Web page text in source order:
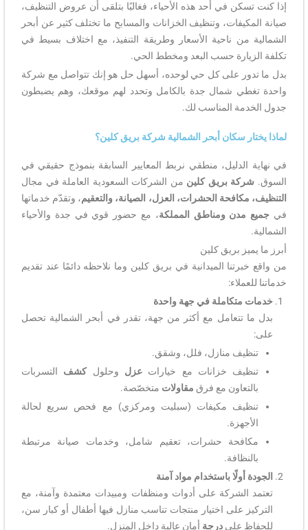
إذا كنت تسكن في أحد هذه الأحياء، فغالبًا بتلقى أن عروض التنظيف،
صيانة المكيفات، وتنظيف الخزانات والمسابح ما تختلف كثير عن أبحر
الشمالية من ناحية الأسعار وطريقة التنفيذ، مع اختلاف بسيط في
تكلفة الزيارة حسب البعد ومخطط الحي.
بدل ما تدور على كل حي لوحده، أسهل حل هو إنك تتواصل مع شركة
واحدة تغطي شمال جدة بالكامل وتحدد لهم موقعك، وهم يضبطون
جدول الخدمة المناسب لك.
لماذا يختار سكان أبحر الشمالية شركة بريق كلين؟
في نهاية الدليل، منطقي نربط المعايير السابقة بنموذج حقيقي في
السوق. شركة بريق كلين من الشركات السعودية العاملة في مجال
التنظيف، مكافحة الحشرات، العزل، الصيانة، والتعقيم، وتقدّم خدماتها
في جميع مدن ومناطق المملكة، مع حضور قوي في جدة والأحياء
الشمالية.
أبرز ما يميز بريق كلين
من واقع خبرتنا الميدانية في بريق كلين وما نلاحظه دائمًا عند تقديم
خدماتنا للعملاء:
خدمات متكاملة في جهة واحدة
بدل ما تتعامل مع أكثر من جهة، تقدر في أبحر الشمالية تحصل
على:
تنظيف منازل، فلل، وشقق.
تنظيف خزانات مع خيارات عزل وحلولكشف التسربات
بالتعاون مع فرق مقاولات متخصّصة.
تنظيف مكيفات (سبليت ومركزي) مع فحص سريع لحالة
الأجهزة.
مكافحة حشرات، تعقيم شامل، وخدمات صيانة مرتبطة
بالنظافة.
الجودة أولًا باستخدام مواد آمنة
تعتمد الشركة على أدوات ومنظفات ومبيدات معتمدة وآمنة، مع
التركيز على اختيار منتجات تناسب منازل فيها أطفال أو كبار سن،
للحفاظ علىدرجة أمان عالية داخل المنزل.